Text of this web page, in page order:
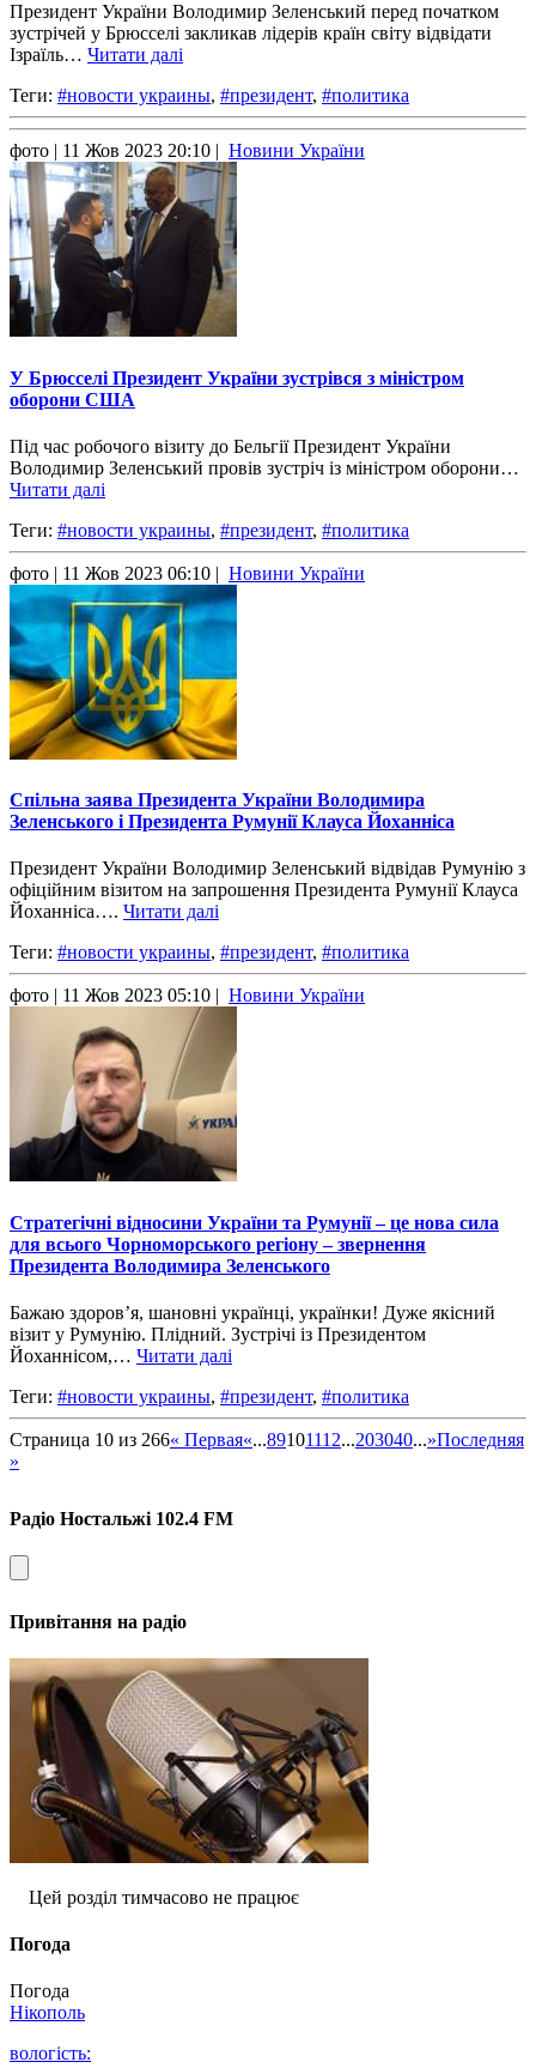
Президент України Володимир Зеленський перед початком
зустрічей у Брюсселі закликав лідерів країн світу відвідати
Ізраїль… Читати далі
Теги: #новости украины, #президент, #политика
фото | 11 Жов 2023 20:10 | Новини України
У Брюсселі Президент України зустрівся з міністром
оборони США
Під час робочого візиту до Бельгії Президент України
Володимир Зеленський провів зустріч із міністром оборони…
Читати далі
Теги: #новости украины, #президент, #политика
фото | 11 Жов 2023 06:10 | Новини України
Спільна заява Президента України Володимира
Зеленського і Президента Румунії Клауса Йоханніса
Президент України Володимир Зеленський відвідав Румунію з
офіційним візитом на запрошення Президента Румунії Клауса
Йоханніса…. Читати далі
Теги: #новости украины, #президент, #политика
фото | 11 Жов 2023 05:10 | Новини України
Стратегічні відносини України та Румунії – це нова сила
для всього Чорноморського регіону – звернення
Президента Володимира Зеленського
Бажаю здоров’я, шановні українці, українки! Дуже якісний
візит у Румунію. Плідний. Зустрічі із Президентом
Йоханнісом,… Читати далі
Теги: #новости украины, #президент, #политика
Страница 10 из 266« Первая«...89101112...203040...»Последняя
»
Радіо Ностальжі 102.4 FM
Привітання на радіо
Цей розділ тимчасово не працює
Погода
Погода
Нікополь
вологість: